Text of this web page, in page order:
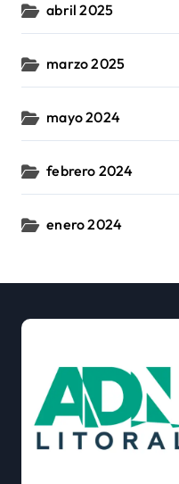
abril 2025
marzo 2025
mayo 2024
febrero 2024
enero 2024